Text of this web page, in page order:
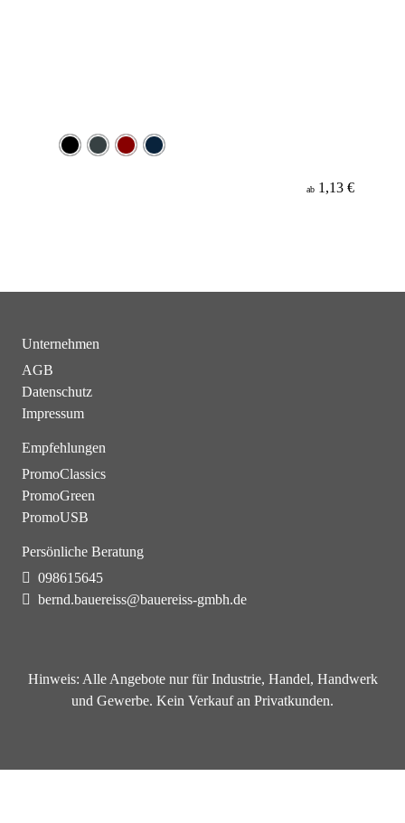
ab 1,13 €
Unternehmen
AGB
Datenschutz
Impressum
Empfehlungen
PromoClassics
PromoGreen
PromoUSB
Persönliche Beratung
098615645
bernd.bauereiss@bauereiss-gmbh.de
Hinweis: Alle Angebote nur für Industrie, Handel, Handwerk
und Gewerbe. Kein Verkauf an Privatkunden.